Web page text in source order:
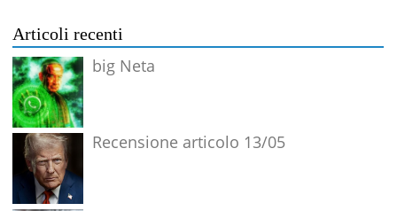
Articoli recenti
big Neta
Recensione articolo 13/05